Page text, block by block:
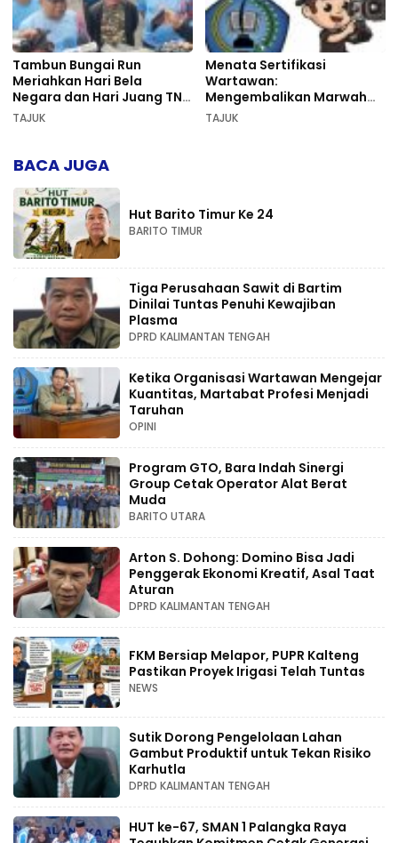
Tambun Bungai Run
Meriahkan Hari Bela
Negara dan Hari Juang TNI
AD di Palangka Raya
TAJUK
Menata Sertifikasi
Wartawan:
Mengembalikan Marwah
Pers dan Keadilan
TAJUK
BACA JUGA
Hut Barito Timur Ke 24
BARITO TIMUR
Tiga Perusahaan Sawit di Bartim
Dinilai Tuntas Penuhi Kewajiban
Plasma
DPRD KALIMANTAN TENGAH
Ketika Organisasi Wartawan Mengejar
Kuantitas, Martabat Profesi Menjadi
Taruhan
OPINI
Program GTO, Bara Indah Sinergi
Group Cetak Operator Alat Berat
Muda
BARITO UTARA
Arton S. Dohong: Domino Bisa Jadi
Penggerak Ekonomi Kreatif, Asal Taat
Aturan
DPRD KALIMANTAN TENGAH
FKM Bersiap Melapor, PUPR Kalteng
Pastikan Proyek Irigasi Telah Tuntas
NEWS
Sutik Dorong Pengelolaan Lahan
Gambut Produktif untuk Tekan Risiko
Karhutla
DPRD KALIMANTAN TENGAH
HUT ke-67, SMAN 1 Palangka Raya